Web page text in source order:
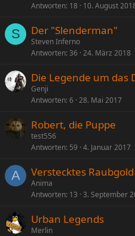
Antworten 18 10. August
S Der "Slenderman"
Steven Inferno
Antworten 36 24. März 2018
Die Legende um das
Genji
Antworten 6 28. Mai 2017
Robert, die Puppe
test556
Antworten 59 4. Januar 2017
A Verstecktes
Anima
Antworten 13 3. September
Urban Legends
Merlin